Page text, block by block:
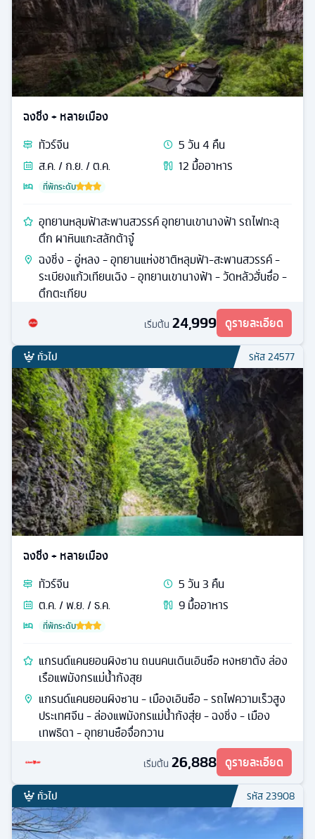
ฉงชิ่ง + หลายเมือง
ทัวร์จีน 5วัน4 คืน
ส.ค. / ก.ย. / ต.ค.
12 มื้ออาหาร
ที่พักระดับ
อุทยานหลุมฟ้าสะพานสวรรค์ อุทยานเขานางฟ้า รถไฟทะลุ
ตึก ผาหินแกะสลักต้าจู๋
ฉงชิ่ง - อู่หลง - อุทยานแห่งชาติหลุมฟ้า-สะพานสวรรค์ -
ระเบียงแก้วเทียนเฉิง - อุทยานเขานางฟ้า - วัดหลัวฮั่นซื่อ -
ตึกตะเกียบ
เริ่มต้น 24,999 ดูรายละเอียด
ทั่วไป รหัส24577
ฉงชิ่ง + หลายเมือง
ทัวร์จีน 5วัน3 คืน
ต.ค. / พ.ย. / ธ.ค.
9มื้ออาหาร
ที่พักระดับ
แกรนด์แคนยอนผิงซาน ถนนคนเดินเอินซือ หงหยาต้ง ล่อง
เรือแพมังกรแม่น้ำก้งสุย
แกรนด์แคนยอนผิงซาน - เมืองเอินซือ - รถไฟความเร็วสูง
ประเทศจีน - ล่องแพมังกรแม่น้ำก้งสุ่ย - ฉงชิ่ง - เมือง
เทพธิดา - อุทยานซือจื่อกวาน
เริ่มต้น 26,888 ดูรายละเอียด
ทั่วไป รหัส23908